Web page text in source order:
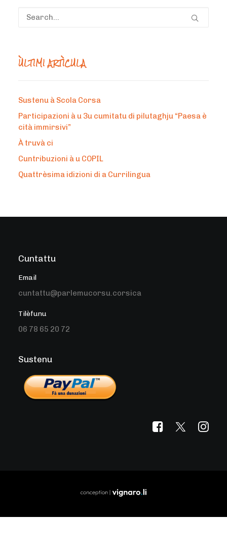
ÙLTIMI ARTÌCULA
Sustenu à Scola Corsa
Participazioni à u 3u cumitatu di pilutaghju “Paesa è
cità immirsivi”
À truvà ci
Cuntribuzioni à u COPIL
Quattrèsima idizioni di a Currilingua
Cuntattu
Email
cuntattu@parlemucorsu.corsica
Tilèfunu
06 78 65 20 72
Sustenu